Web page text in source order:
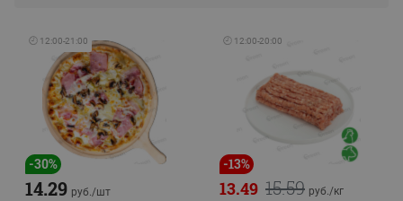
🕘 12:00-21:00
-30%
14.29 руб./шт
🕘 12:00-20:00
-13%
15.59
13.49 руб./кг